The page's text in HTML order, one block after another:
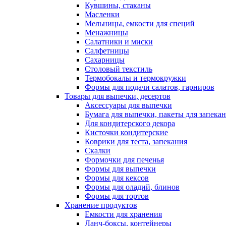
Кувшины, стаканы
Масленки
Мельницы, емкости для специй
Менажницы
Салатники и миски
Салфетницы
Сахарницы
Столовый текстиль
Термобокалы и термокружки
Формы для подачи салатов, гарниров
Товары для выпечки, десертов
Аксессуары для выпечки
Бумага для выпечки, пакеты для
Для кондитерского декора
Кисточки кондитерские
Коврики для теста, запекания
Скалки
Формочки для печенья
Формы для выпечки
Формы для кексов
Формы для оладий, блинов
Формы для тортов
Хранение продуктов
Емкости для хранения
Ланч-боксы, контейнеры